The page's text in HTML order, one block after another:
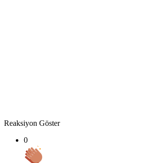
Reaksiyon Göster
0